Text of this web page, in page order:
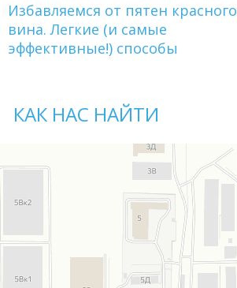
Избавляемся от пятен красного
вина. Легкие (и самые
эффективные!) способы
КАК НАС НАЙТИ